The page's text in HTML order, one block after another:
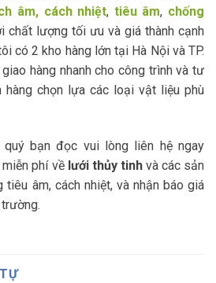
âm, cách nhiệt, tiêu âm, chống
chất lượng tối ưu và giá thành cạnh
có 2 kho hàng lớn tại Hà Nội và TP.
hàng nhanh cho công trình và tư
hàng chọn lựa các loại vật liệu phù
bạn đọc vui lòng liên hệ ngay
phí về lưới thủy tinhvà các sản
âm, cách nhiệt, và nhận báo giá